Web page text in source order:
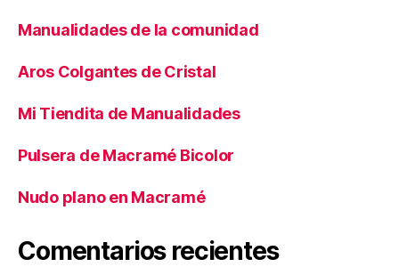
Manualidades de la comunidad
Aros Colgantes de Cristal
Mi Tiendita de Manualidades
Pulsera de Macramé Bicolor
Nudo plano en Macramé
Comentarios recientes